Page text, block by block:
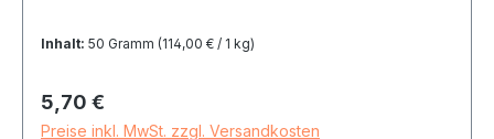
Inhalt: 50 Gramm (114,00 € / 1 kg)
Regulärer Preis:
5,70 €
Preise inkl. MwSt. zzgl. Versandkosten